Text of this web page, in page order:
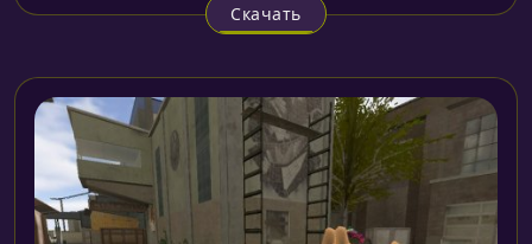
Скачать